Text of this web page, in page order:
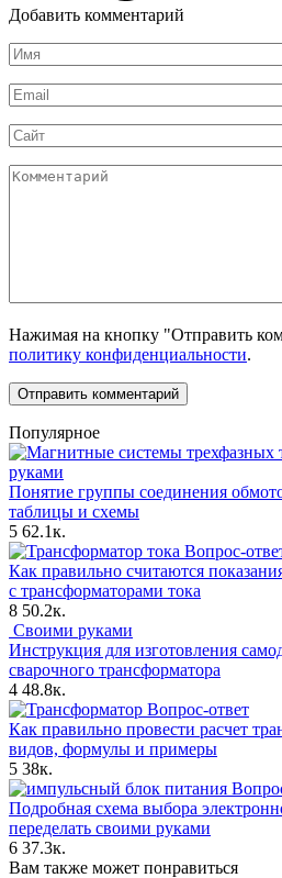
Добавить комментарий
Имя
*
Email
*
Сайт
Комментарий
Нажимая на кнопку "Отправить
политику конфиденциальности.
Популярное
руками
Понятие группы соединения
таблицы и схемы
5 62.1к.
Вопрос-
Как правильно считаются
с трансформаторами тока
8 50.2к.
Своими руками
Инструкция для изготовления
сварочного трансформатора
4 48.8к.
Вопрос-ответ
Как правильно провести расчет
видов, формулы и примеры
5 38к.
Подробная схема выбора
переделать своими руками
6 37.3к.
Вам также может понравиться